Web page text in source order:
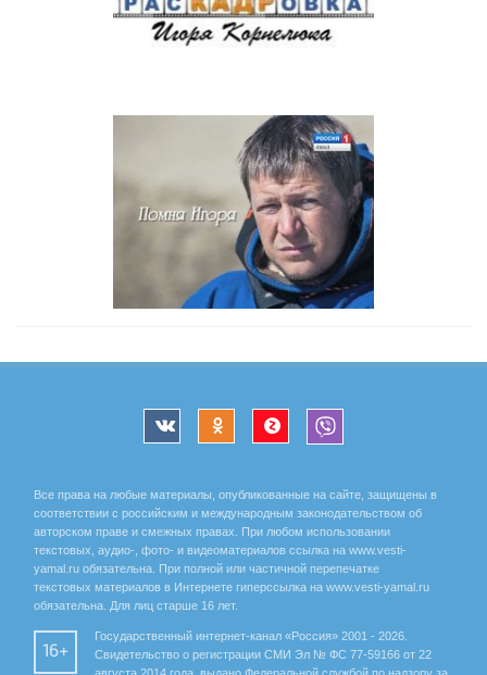
Все права на любые материалы, опубликованные на сайте, защищены в
соответствии с российским и международным законодательством об
авторском праве и смежных правах. При любом использовании
текстовых, аудио-, фото- и видеоматериалов ссылка на www.vesti-
yamal.ru обязательна. При полной или частичной перепечатке
текстовых материалов в Интернете гиперссылка на www.vesti-yamal.ru
обязательна. Для лиц старше 16 лет.
16+
Государственный интернет-канал «Россия» 2001 - 2026.
Свидетельство о регистрации СМИ Эл № ФС 77-59166 от 22